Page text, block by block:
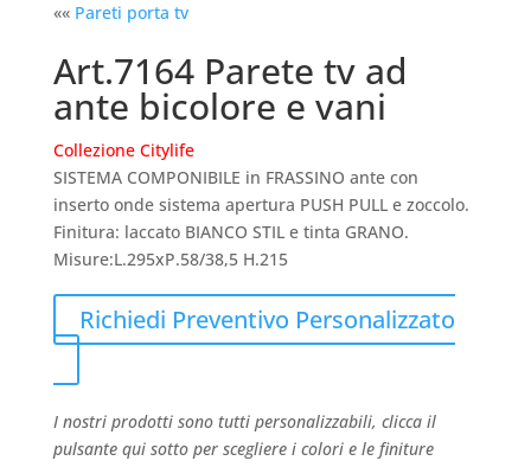
«« Pareti porta tv
Art.7164 Parete tv ad
ante bicolore e vani
Collezione Citylife
SISTEMA COMPONIBILE in FRASSINO ante con
inserto onde sistema apertura PUSH PULL e zoccolo.
Finitura: laccato BIANCO STIL e tinta GRANO.
Misure:L.295xP.58/38,5 H.215
Richiedi Preventivo Personalizzato
I nostri prodotti sono tutti personalizzabili, clicca il
pulsante qui sotto per scegliere i colori e le finiture